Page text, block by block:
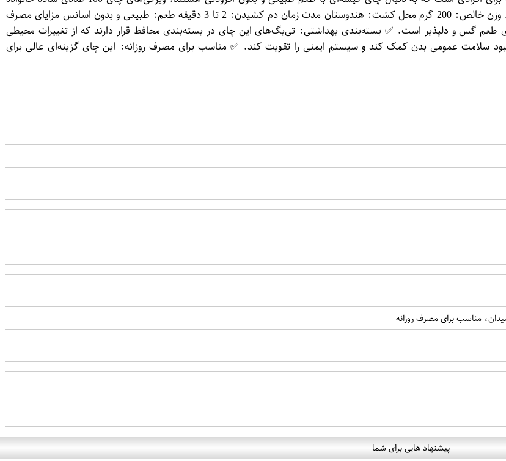
دبش نوع چای: چای سیاه ساده بسته‌بندی: کیسه‌ای (تی‌بگ) با پوشش محافظ وزن خالص: 200 گرم محل کشت: هندوستان مدت زمان دم کشیدن: 2 تا 3 دقیقه طعم: طبیعی و بدون اسانس مزایای مصرف
گس و دلپذیر است. ✅ بسته‌بندی بهداشتی: تی‌بگ‌های این چای در بسته‌بندی محافظ قرار دارند که از تغییرات محیطی
سلامت عمومی بدن کمک کند و سیستم ایمنی را تقویت کند. ✅ مناسب برای مصرف روزانه: این چای گزینه‌ای عالی برای
مناسب برای مصرف روزانه
پیشنهاد هایی برای شما